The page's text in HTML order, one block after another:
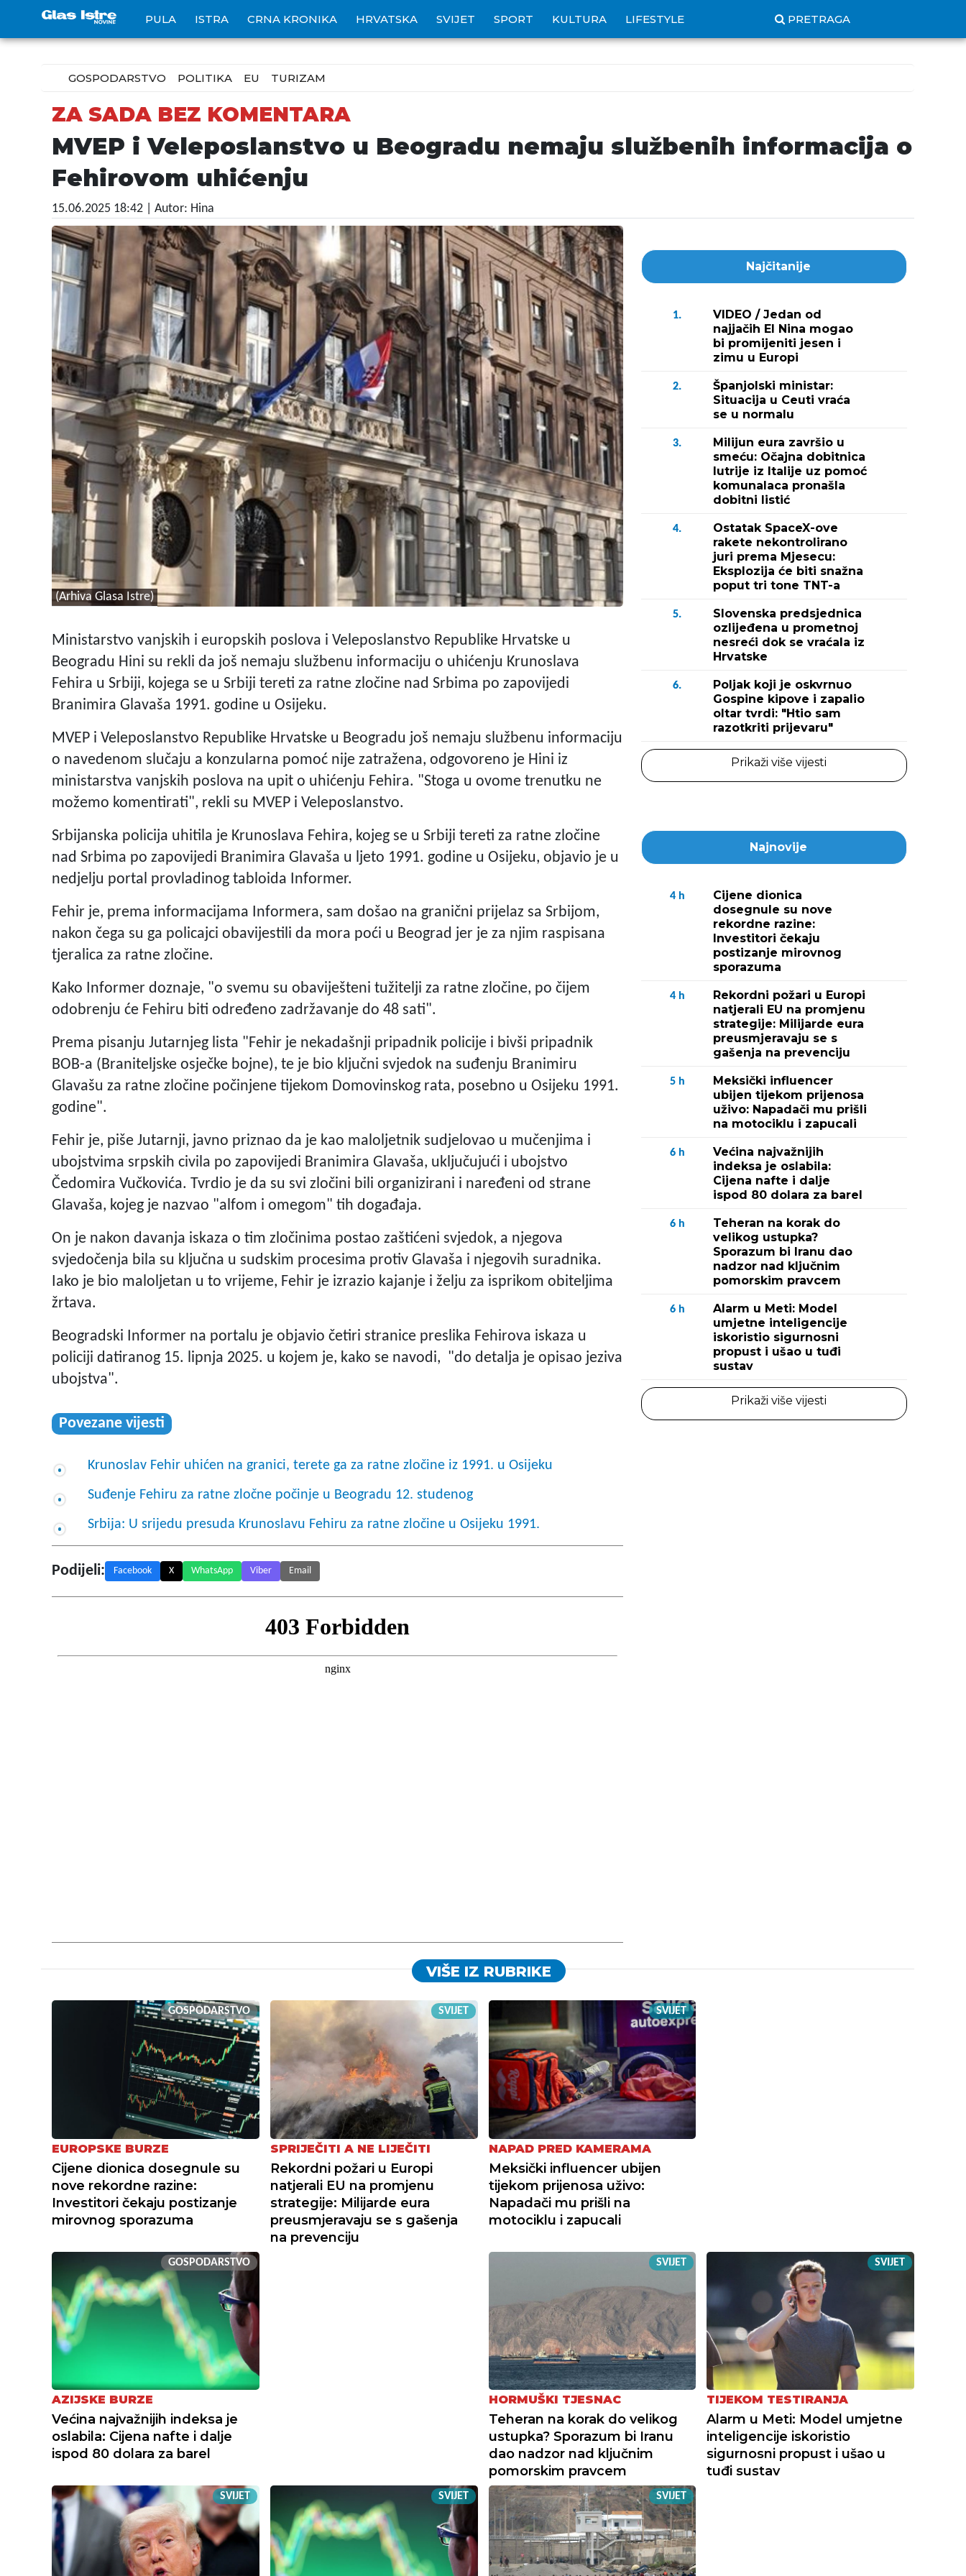
PULA ISTRA CRNA KRONIKA HRVATSKA SVIJET SPORT KULTURA LIFESTYLE PRETRAGA
GOSPODARSTVO POLITIKA EU TURIZAM
ZA SADA BEZ KOMENTARA
MVEP i Veleposlanstvo u Beogradu nemaju službenih informacija o
Fehirovom uhićenju
15.06.2025 18:42 | Autor: Hina
(Arhiva Glasa Istre)
Ministarstvo vanjskih i europskih poslova i Veleposlanstvo Republike Hrvatske u
Beogradu Hini su rekli da još nemaju službenu informaciju o uhićenju Krunoslava
Fehira u Srbiji, kojega se u Srbiji tereti za ratne zločine nad Srbima po zapovijedi
Branimira Glavaša 1991. godine u Osijeku.
MVEP i Veleposlanstvo Republike Hrvatske u Beogradu još nemaju službenu informaciju
o navedenom slučaju a konzularna pomoć nije zatražena, odgovoreno je Hini iz
ministarstva vanjskih poslova na upit o uhićenju Fehira. "Stoga u ovome trenutku ne
možemo komentirati", rekli su MVEP i Veleposlanstvo.
Srbijanska policija uhitila je Krunoslava Fehira, kojeg se u Srbiji tereti za ratne zločine
nad Srbima po zapovijedi Branimira Glavaša u ljeto 1991. godine u Osijeku, objavio je u
nedjelju portal provladinog tabloida Informer.
Fehir je, prema informacijama Informera, sam došao na granični prijelaz sa Srbijom,
nakon čega su ga policajci obavijestili da mora poći u Beograd jer je za njim raspisana
tjeralica za ratne zločine.
Kako Informer doznaje, "o svemu su obaviješteni tužitelji za ratne zločine, po čijem
odobrenju će Fehiru biti određeno zadržavanje do 48 sati".
Prema pisanju Jutarnjeg lista "Fehir je nekadašnji pripadnik policije i bivši pripadnik
BOB-a (Braniteljske osječke bojne), te je bio ključni svjedok na suđenju Branimiru
Glavašu za ratne zločine počinjene tijekom Domovinskog rata, posebno u Osijeku 1991.
godine".
Fehir je, piše Jutarnji, javno priznao da je kao maloljetnik sudjelovao u mučenjima i
ubojstvima srpskih civila po zapovijedi Branimira Glavaša, uključujući i ubojstvo
Čedomira Vučkovića. Tvrdio je da su svi zločini bili organizirani i naređeni od strane
Glavaša, kojeg je nazvao "alfom i omegom" tih događaja.
On je nakon davanja iskaza o tim zločinima postao zaštićeni svjedok, a njegova
svjedočenja bila su ključna u sudskim procesima protiv Glavaša i njegovih suradnika.
Iako je bio maloljetan u to vrijeme, Fehir je izrazio kajanje i želju za isprikom obiteljima
žrtava.
Beogradski Informer na portalu je objavio četiri stranice preslika Fehirova iskaza u
policiji datiranog 15. lipnja 2025. u kojem je, kako se navodi, "do detalja je opisao jeziva
ubojstva".
Povezane vijesti
Krunoslav Fehir uhićen na granici, terete ga za ratne zločine iz 1991. u Osijeku
Suđenje Fehiru za ratne zločne počinje u Beogradu 12. studenog
Srbija: U srijedu presuda Krunoslavu Fehiru za ratne zločine u Osijeku 1991.
Podijeli: Facebook X WhatsApp Viber Email
Najčitanije
1.
VIDEO / Jedan od
najjačih El Nina mogao
bi promijeniti jesen i
zimu u Europi
2.
Španjolski ministar:
Situacija u Ceuti vraća
se u normalu
3.
Milijun eura završio u
smeću: Očajna dobitnica
lutrije iz Italije uz pomoć
komunalaca pronašla
dobitni listić
4.
Ostatak SpaceX-ove
rakete nekontrolirano
juri prema Mjesecu:
Eksplozija će biti snažna
poput tri tone TNT-a
5.
Slovenska predsjednica
ozlijeđena u prometnoj
nesreći dok se vraćala iz
Hrvatske
6.
Poljak koji je oskvrnuo
Gospine kipove i zapalio
oltar tvrdi: "Htio sam
razotkriti prijevaru"
Prikaži više vijesti
Najnovije
4 h
Cijene dionica
dosegnule su nove
rekordne razine:
Investitori čekaju
postizanje mirovnog
sporazuma
4 h
Rekordni požari u Europi
natjerali EU na promjenu
strategije: Milijarde eura
preusmjeravaju se s
gašenja na prevenciju
5 h
Meksički influencer
ubijen tijekom prijenosa
uživo: Napadači mu prišli
na motociklu i zapucali
6 h
Većina najvažnijih
indeksa je oslabila:
Cijena nafte i dalje
ispod 80 dolara za barel
6 h
Teheran na korak do
velikog ustupka?
Sporazum bi Iranu dao
nadzor nad ključnim
pomorskim pravcem
6 h
Alarm u Meti: Model
umjetne inteligencije
iskoristio sigurnosni
propust i ušao u tuđi
sustav
Prikaži više vijesti
VIŠE IZ RUBRIKE
GOSPODARSTVO
EUROPSKE BURZE
Cijene dionica dosegnule su
nove rekordne razine:
Investitori čekaju postizanje
mirovnog sporazuma
SVIJET
SPRIJEČITI A NE LIJEČITI
Rekordni požari u Europi
natjerali EU na promjenu
strategije: Milijarde eura
preusmjeravaju se s gašenja
na prevenciju
SVIJET
NAPAD PRED KAMERAMA
Meksički influencer ubijen
tijekom prijenosa uživo:
Napadači mu prišli na
motociklu i zapucali
GOSPODARSTVO
AZIJSKE BURZE
Većina najvažnijih indeksa je
oslabila: Cijena nafte i dalje
ispod 80 dolara za barel
SVIJET
HORMUŠKI TJESNAC
Teheran na korak do velikog
ustupka? Sporazum bi Iranu
dao nadzor nad ključnim
pomorskim pravcem
SVIJET
TIJEKOM TESTIRANJA
Alarm u Meti: Model umjetne
inteligencije iskoristio
sigurnosni propust i ušao u
tuđi sustav
SVIJET SVIJET SVIJET